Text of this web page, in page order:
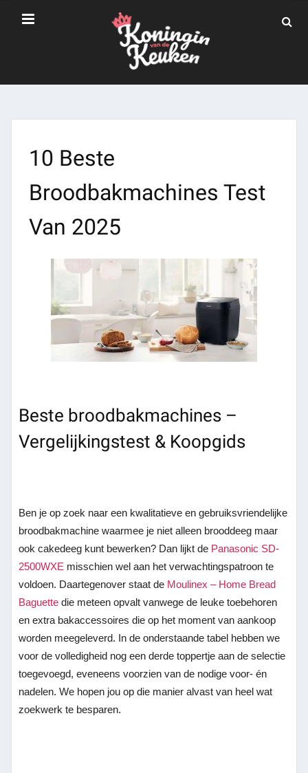
10 Beste
Broodbakmachines Test
Van 2025
Beste broodbakmachines –
Vergelijkingstest & Koopgids
Ben je op zoek naar een kwalitatieve en gebruiksvriendelijke
broodbakmachine waarmee je niet alleen brooddeeg maar
ook cakedeeg kunt bewerken? Dan lijkt de Panasonic SD-
2500WXE misschien wel aan het verwachtingspatroon te
voldoen. Daartegenover staat de Moulinex – Home Bread
Baguette die meteen opvalt vanwege de leuke toebehoren
en extra bakaccessoires die op het moment van aankoop
worden meegeleverd. In de onderstaande tabel hebben we
voor de volledigheid nog een derde toppertje aan de selectie
toegevoegd, eveneens voorzien van de nodige voor- én
nadelen. We hopen jou op die manier alvast van heel wat
zoekwerk te besparen.